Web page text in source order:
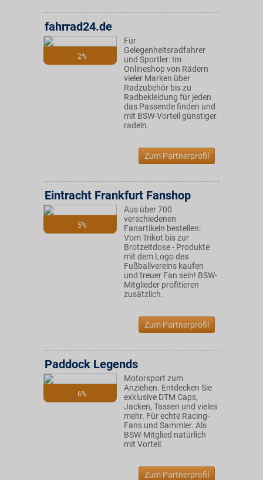
2%
fahrrad24.de
Für
Gelegenheitsradfahrer
und Sportler: Im
Onlineshop von Rädern
vieler Marken über
Radzubehör bis zu
Radbekleidung für jeden
das Passende finden und
mit BSW-Vorteil günstiger
radeln.
Zum Partnerprofil
5%
Eintracht Frankfurt Fanshop
Aus über 700
verschiedenen
Fanartikeln bestellen:
Vom Trikot bis zur
Brotzeitdose - Produkte
mit dem Logo des
Fußballvereins kaufen
und treuer Fan sein! BSW-
Mitglieder profitieren
zusätzlich.
Zum Partnerprofil
6%
Paddock Legends
Motorsport zum
Anziehen. Entdecken Sie
exklusive DTM Caps,
Jacken, Tassen und vieles
mehr. Für echte Racing-
Fans und Sammler. Als
BSW-Mitglied natürlich
mit Vorteil.
Zum Partnerprofil